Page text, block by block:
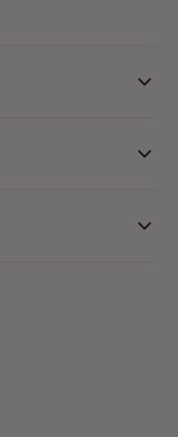
Precision Lip